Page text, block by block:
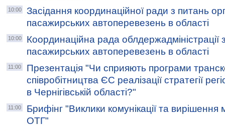
10:00
Засідання координаційної ради з питань
пасажирських автоперевезень в області
10:00
Координаційна рада облдержадміністрації
пасажирських автоперевезень в області
11:00
Презентація "Чи сприяють програми
співробітництва ЄС реалізації стратегії
в Чернігівській області?"
11:00
Брифінг "Виклики комунікації та
ОТГ"